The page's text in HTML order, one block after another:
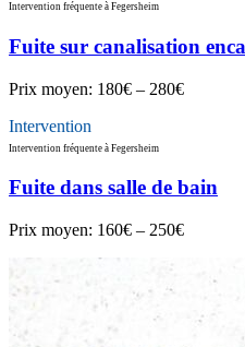
Intervention fréquente à Fegersheim
Fuite sur canalisation
Prix moyen: 180€ – 280€
Intervention
Intervention fréquente à Fegersheim
Fuite dans salle de bain
Prix moyen: 160€ – 250€